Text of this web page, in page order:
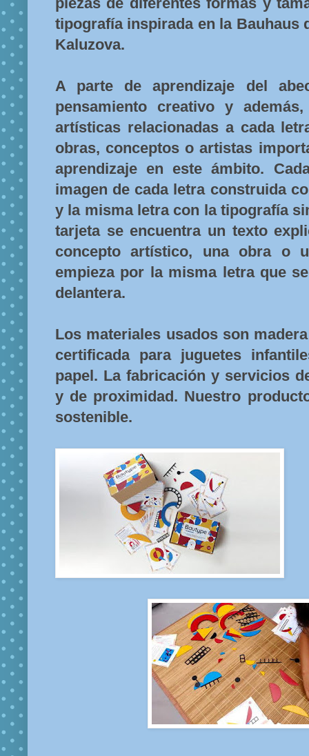
tipografía inspirada en la Bauhaus
Kaluzova.
A parte de aprendizaje del
pensamiento creativo y
artísticas relacionadas a cada
obras, conceptos o artistas
aprendizaje en este ámbito.
imagen de cada letra construida
y la misma letra con la tipografía
tarjeta se encuentra un texto
concepto artístico, una obra o
empieza por la misma letra que
delantera.
Los materiales usados son
certificada para juguetes
papel. La fabricación y servicios
y de proximidad. Nuestro
sostenible.